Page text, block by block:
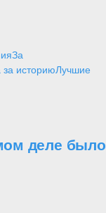
За
за историюЛучшие
деле было